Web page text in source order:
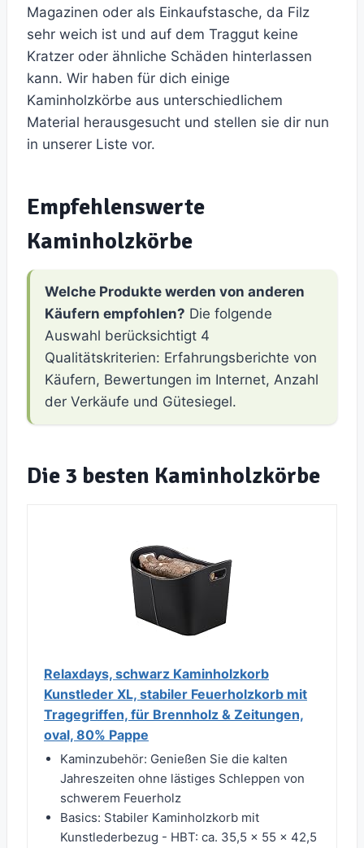
Magazinen oder als Einkaufstasche, da Filz
sehr weich ist und auf dem Traggut keine
Kratzer oder ähnliche Schäden hinterlassen
kann. Wir haben für dich einige
Kaminholzkörbe aus unterschiedlichem
Material herausgesucht und stellen sie dir nun
in unserer Liste vor.
Empfehlenswerte
Kaminholzkörbe
Welche Produkte werden von anderen
Käufern empfohlen? Die folgende
Auswahl berücksichtigt 4
Qualitätskriterien: Erfahrungsberichte von
Käufern, Bewertungen im Internet, Anzahl
der Verkäufe und Gütesiegel.
Die 3 besten Kaminholzkörbe
Relaxdays, schwarz Kaminholzkorb
Kunstleder XL, stabiler Feuerholzkorb mit
Tragegriffen, für Brennholz & Zeitungen,
oval, 80% Pappe
Kaminzubehör: Genießen Sie die kalten
Jahreszeiten ohne lästiges Schleppen von
schwerem Feuerholz
Basics: Stabiler Kaminholzkorb mit
Kunstlederbezug - HBT: ca. 35,5 x 55 x 42,5